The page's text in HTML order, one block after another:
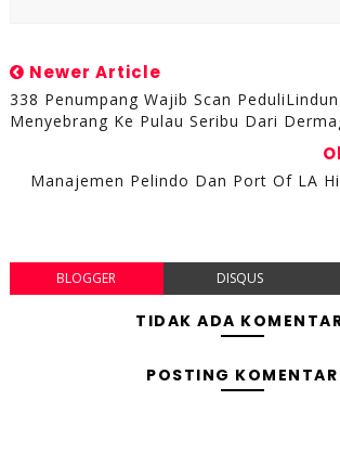
Newer Article
338 Penumpang Wajib Scan
Menyebrang Ke Pulau Seribu Dari
Manajemen Pelindo Dan Port Of LA
BLOGGER DISQUS
TIDAK ADA
POSTING KOMENTAR